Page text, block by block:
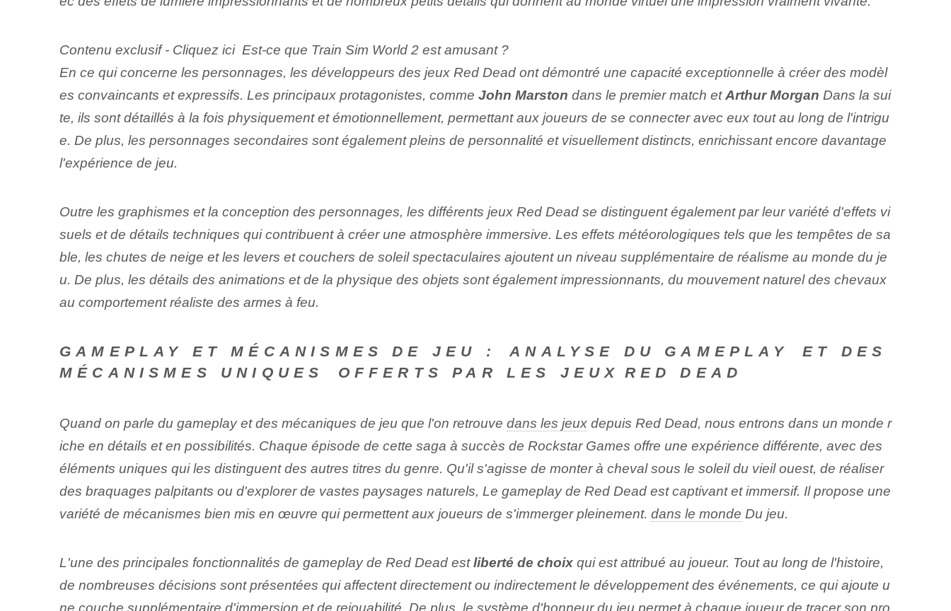
Contenu exclusif - Cliquez ici Est-ce que Train Sim World 2 est amusant ?
En ce qui concerne les personnages, les développeurs des jeux Red Dead ont démontré une capacité exceptionnelle à créer des modèl
es convaincants et expressifs. Les⁢ principaux protagonistes, comme⁤ John Marston dans le premier match etArthur Morgan Dans la sui
te, ils sont détaillés à la fois physiquement et émotionnellement, permettant aux joueurs de se connecter avec eux tout au long de l'intrigu
e. De plus, les personnages secondaires sont également pleins de personnalité et visuellement distincts, enrichissant encore davantage
l'expérience de jeu.
Outre les graphismes et la conception des personnages, les différents jeux Red Dead se distinguent également par leur variété d'effets vi
suels et de détails techniques qui contribuent à créer une atmosphère immersive. Les effets météorologiques tels que les tempêtes de sa
ble, les chutes de neige et les levers et couchers de soleil spectaculaires ajoutent un niveau supplémentaire de réalisme au monde du je
u. ‌De plus, les détails des animations et de la physique des objets sont également impressionnants, du mouvement naturel des chevaux
au comportement réaliste des armes à feu.
GAMEPLAY ET MÉCANISMES DE JEU :
⁤ANALYSE​ DU GAMEPLAY ⁣ET DES
MÉCANISMES UNIQUES⁤ OFFERTS PAR LES JEUX⁢RED DEAD⁤⁤
Quand on parle du gameplay et des mécaniques de jeu que l'on retrouve dans les jeuxdepuis Red ⁢Dead, nous entrons dans un monde r
iche en détails et en possibilités. Chaque épisode de cette saga à succès de Rockstar Games offre une expérience différente, avec des
éléments uniques qui les distinguent des autres titres du genre. Qu'il s'agisse de monter à cheval sous le soleil du vieil ouest, de réaliser
des braquages ​​palpitants ou d'explorer de vastes paysages naturels, Le gameplay de Red Dead est captivant et immersif. Il propose une
variété de mécanismes bien mis en œuvre qui permettent aux joueurs de s'immerger pleinement. dans le monde Du jeu.
L'une des principales fonctionnalités de gameplay de Red Dead estliberté de choixqui est attribué au joueur. Tout au long de l'histoire,
de nombreuses décisions sont présentées qui affectent directement ou indirectement le développement des événements, ce qui ajoute u
ne couche supplémentaire d'immersion et de rejouabilité. De plus, le système d'honneur du jeu permet à chaque joueur de tracer son pro